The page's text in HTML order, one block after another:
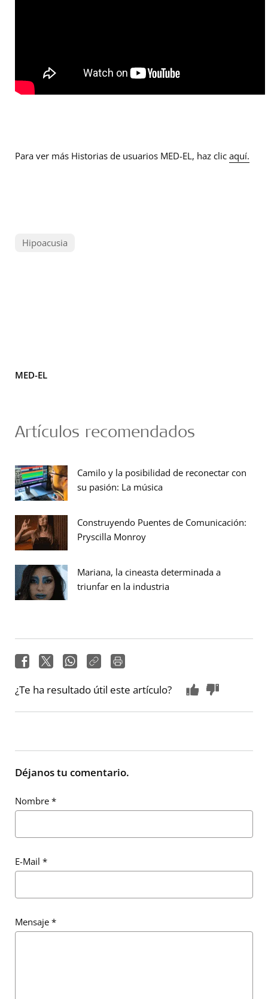
Para ver más Historias de usuarios MED-EL, haz clic aquí.
Hipoacusia
MED-EL
Artículos recomendados
Camilo y la posibilidad de reconectar con
su pasión: La música
Construyendo Puentes de Comunicación:
Pryscilla Monroy
Mariana, la cineasta determinada a
triunfar en la industria
¿Te ha resultado útil este artículo?
Déjanos tu comentario.
Nombre *
E-Mail *
Mensaje *